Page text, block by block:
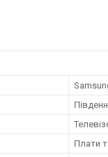
Плати